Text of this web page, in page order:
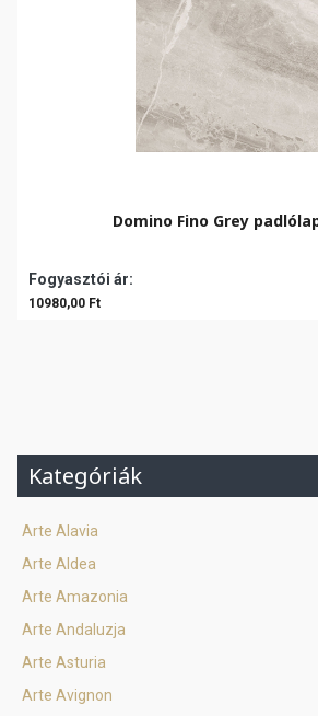
Domino Fino Grey
Fogyasztói ár:
10980,00 Ft
Kategóriák
Arte Alavia
Arte Aldea
Arte Amazonia
Arte Andaluzja
Arte Asturia
Arte Avignon